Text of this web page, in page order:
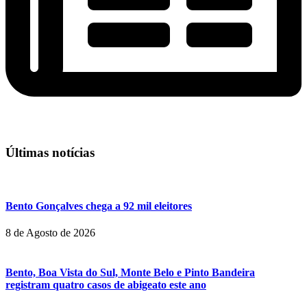
Últimas notícias
Bento Gonçalves chega a 92 mil eleitores
8 de Agosto de 2026
Bento, Boa Vista do Sul, Monte Belo e Pinto Bandeira
registram quatro casos de abigeato este ano